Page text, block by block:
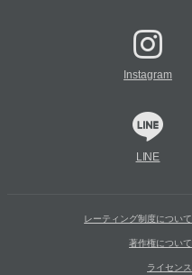
Instagram
LINE
レーティング制度について
著作権について
ライセンス